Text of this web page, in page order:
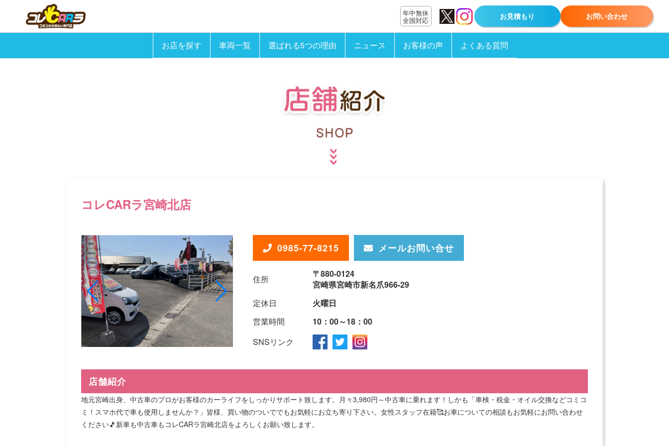
お店を探す 車両一覧 選ばれる5つの理由 ニュース お客様の声 よくある質問
年中無休
全国対応 お見積もり お問い合わせ
コレCARラ宮崎北店
0985-77-8215 メールお問い合せ
住所
〒880-0124
宮崎県宮崎市新名爪966-29
定休日
火曜日
営業時間
10：00～18：00
SNSリンク
店舗紹介
地元宮崎出身、中古車のプロがお客様のカーライフをしっかりサポート致します。月々3,980円～中古車に乗れます！しかも「車検・税金・オイル交換などコミコ
ミ！スマホ代で車も使用しませんか？」皆様、買い物のついででもお気軽にお立ち寄り下さい。女性スタッフ在籍🥰お車についての相談もお気軽にお問い合わせ
ください🎵新車も中古車もコレCARラ宮崎北店をよろしくお願い致します。